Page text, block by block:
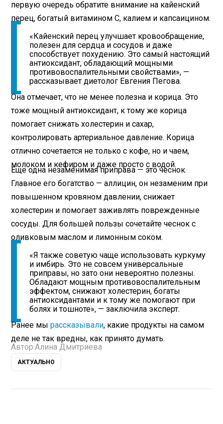
первую очередь обратите внимание на кайенский
перец, богатый витамином С, калием и капсаицином.
«Кайенский перец улучшает кровообращение,
полезен для сердца и сосудов и даже
способствует похудению. Это самый настоящий
антиоксидант, обладающий мощными
противовоспалительными свойствами», —
рассказывает диетолог Евгения Пегова.
Она отмечает, что не менее полезна и корица. Это
тоже мощный антиоксидант, к тому же корица
помогает снижать холестерин и сахар,
контролировать артериальное давление. Корица
отлично сочетается не только с кофе, но и чаем,
молоком и кефиром и даже просто с водой.
Еще одна незаменимая приправа — это чеснок.
Главное его богатство — аллицин, он незаменим при
повышенном кровяном давлении, снижает
холестерин и помогает заживлять поврежденные
сосуды. Для большей пользы сочетайте чеснок с
оливковым маслом и лимонным соком.
«Я также советую чаще использовать куркуму
и имбирь. Это не совсем универсальные
приправы, но зато они невероятно полезны.
Обладают мощным противовоспалительным
эффектом, снижают холестерин, богаты
антиоксидантами и к тому же помогают при
болях и тошноте», — заключила эксперт.
Ранее мырассказывали, какие продукты на самом
деле не так вредны, как принято думать.
Автор:Алина Дмитриева
АКТУАЛЬНО